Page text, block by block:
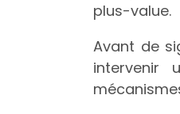
plus-value.
Avant de
intervenir